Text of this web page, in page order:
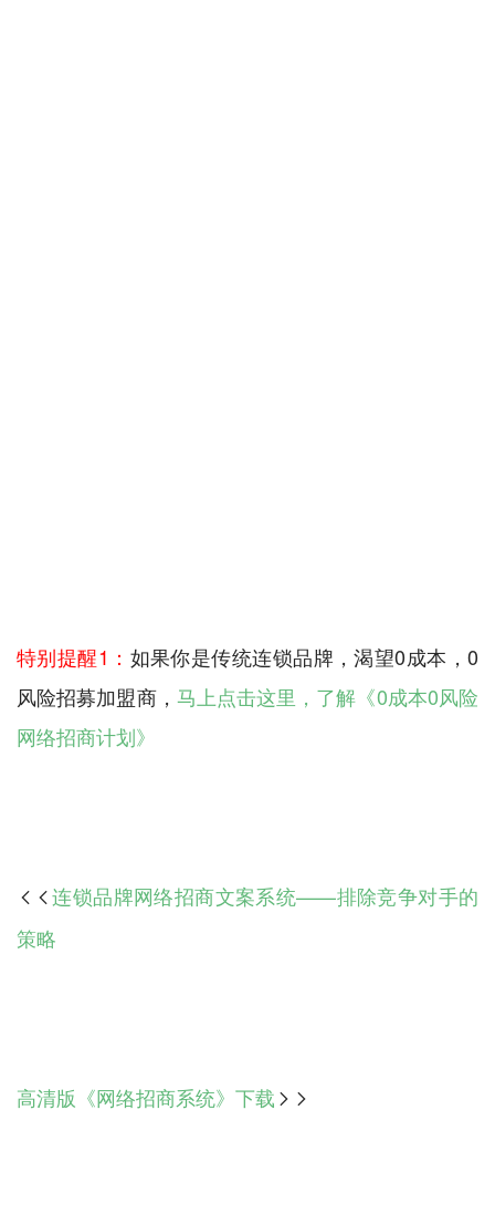
特别提醒1： 如果你是传统连锁品牌，渴望0成本，0
风险招募加盟商， 马上点击这里，了解《0成本0风险
网络招商计划》
 连锁品牌网络招商文案系统——排除竞争对手的
策略
高清版《网络招商系统》下载 